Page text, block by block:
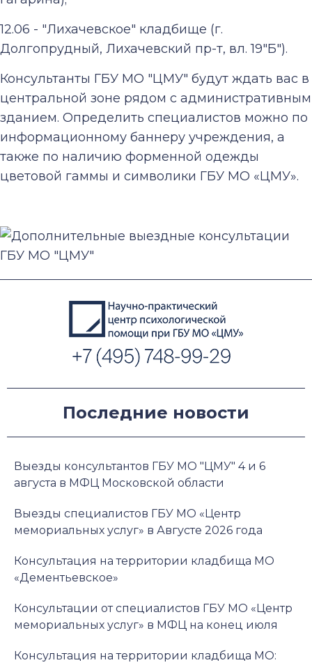
12.06 - "Лихачевское" кладбище (г.
Долгопрудный, Лихачевский пр-т, вл. 19"Б").
Консультанты ГБУ МО "ЦМУ" будут ждать вас в
центральной зоне рядом с административным
зданием. Определить специалистов можно по
информационному баннеру учреждения, а
также по наличию форменной одежды
цветовой гаммы и символики ГБУ МО «ЦМУ».
Последние новости
Выезды консультантов ГБУ МО "ЦМУ" 4 и 6
августа в МФЦ Московской области
Выезды специалистов ГБУ МО «Центр
мемориальных услуг» в Августе 2026 года
Консультация на территории кладбища МО
«Дементьевское»
Консультации от специалистов ГБУ МО «Центр
мемориальных услуг» в МФЦ на конец июля
Консультация на территории кладбища МО: